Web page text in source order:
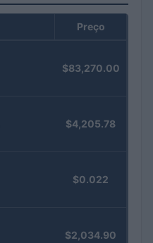
Preço
$83,270.00
$4,205.78
$0.022
$2,034.90